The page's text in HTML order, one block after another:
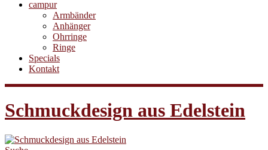
campur
Armbänder
Anhänger
Ohrringe
Ringe
Specials
Kontakt
Schmuckdesign aus Edelstein